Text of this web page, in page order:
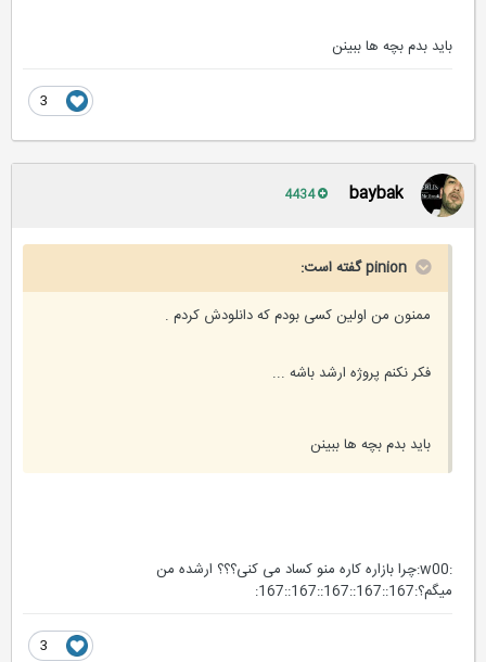
باید بدم بچه ها ببینن
baybak
pinion گفته است:
ممنون من اولین کسی بودم که دانلودش کردم .
فکر نکنم پروژه ارشد باشه ...
باید بدم بچه ها ببینن
:w00:چرا بازاره کاره منو کساد می کنی؟؟؟ ارشده من
میگم؟:167::167::167::167::167: